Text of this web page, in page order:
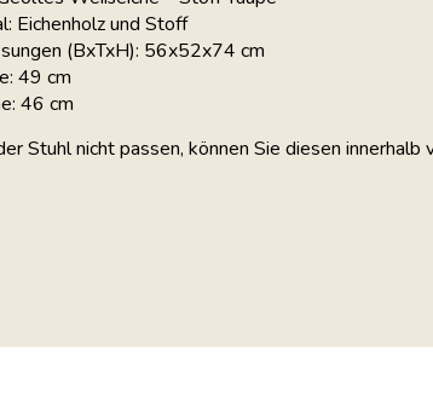
Eichenholz und Stoff
(BxTxH): 56x52x74 cm
49 cm
46 cm
Stuhl nicht passen, können Sie diesen